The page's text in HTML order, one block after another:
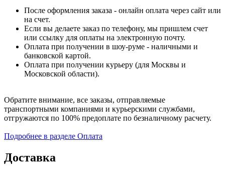
После оформления заказа - онлайн оплата через сайт или
на счет.
Если вы делаете заказ по телефону, мы пришлем счет
или ссылку для оплаты на электронную почту.
Оплата при получении в шоу-руме - наличными и
банковской картой.
Оплата при получении курьеру (для Москвы и
Московской области).
Обратите внимание, все заказы, отправляемые
транспортными компаниями и курьерскими службами,
отгружаются по 100% предоплате по безналичному расчету.
Подробнее в разделе Оплата
Доставка